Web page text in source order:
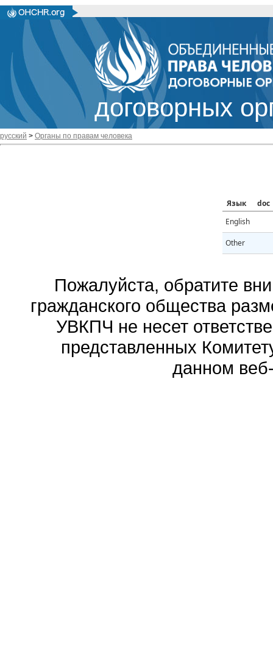
договорных
русский > Органы по правам человека
Язык
doc
English
Other
Пожалуйста, обратите
гражданского общества
УВКПЧ не несет
представленных
данном